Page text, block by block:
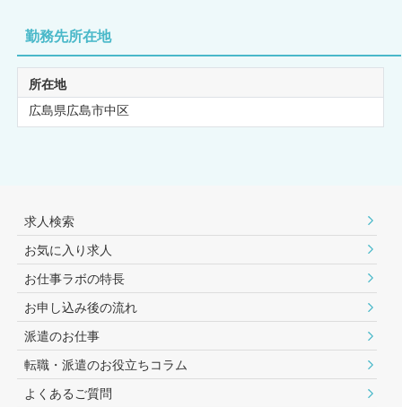
勤務先所在地
所在地
広島県広島市中区
求人検索
お気に入り求人
お仕事ラボの特長
お申し込み後の流れ
派遣のお仕事
転職・派遣のお役⽴ちコラム
よくあるご質問